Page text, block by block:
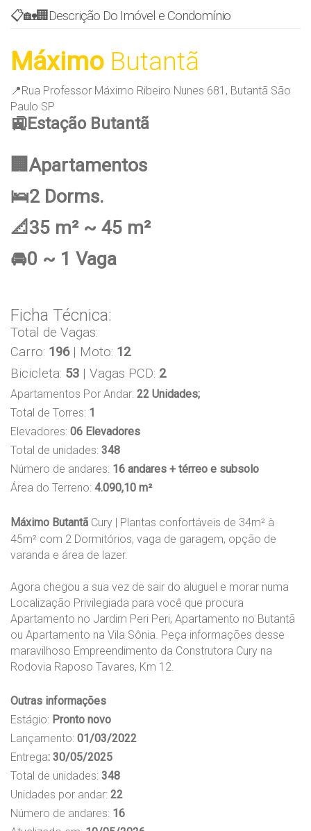
📋🏡🏢Descrição Do Imóvel e Condomínio
Máximo Butantã
📍Rua Professor Máximo Ribeiro Nunes 681, Butantã São
Paulo SP
🚉Estação Butantã
🏢Apartamentos
🛌2 Dorms.
📐35 m² ~ 45 m²
🚘0 ~ 1 Vaga
Ficha Técnica:
Total de Vagas:
Carro: 196| Moto: 12
Bicicleta: 53 | Vagas PCD: 2
Apartamentos Por Andar: 22 Unidades;
Total de Torres: 1
Elevadores: 06 Elevadores
Total de unidades: 348
Número de andares: 16 andares + térreo e subsolo
Área do Terreno: 4.090,10 m²
Máximo Butantã Cury | Plantas confortáveis de 34m² à
45m² com 2 Dormitórios, vaga de garagem, opção de
varanda e área de lazer.
Agora chegou a sua vez de sair do aluguel e morar numa
Localização Privilegiada para você que procura
Apartamento no Jardim Peri Peri, Apartamento no Butantã
ou Apartamento na Vila Sônia. Peça informações desse
maravilhoso Empreendimento da Construtora Cury na
Rodovia Raposo Tavares, Km 12.
Outras informações
Estágio: Pronto novo
Lançamento: 01/03/2022
Entrega: 30/05/2025
Total de unidades: 348
Unidades por andar: 22
Número de andares: 16